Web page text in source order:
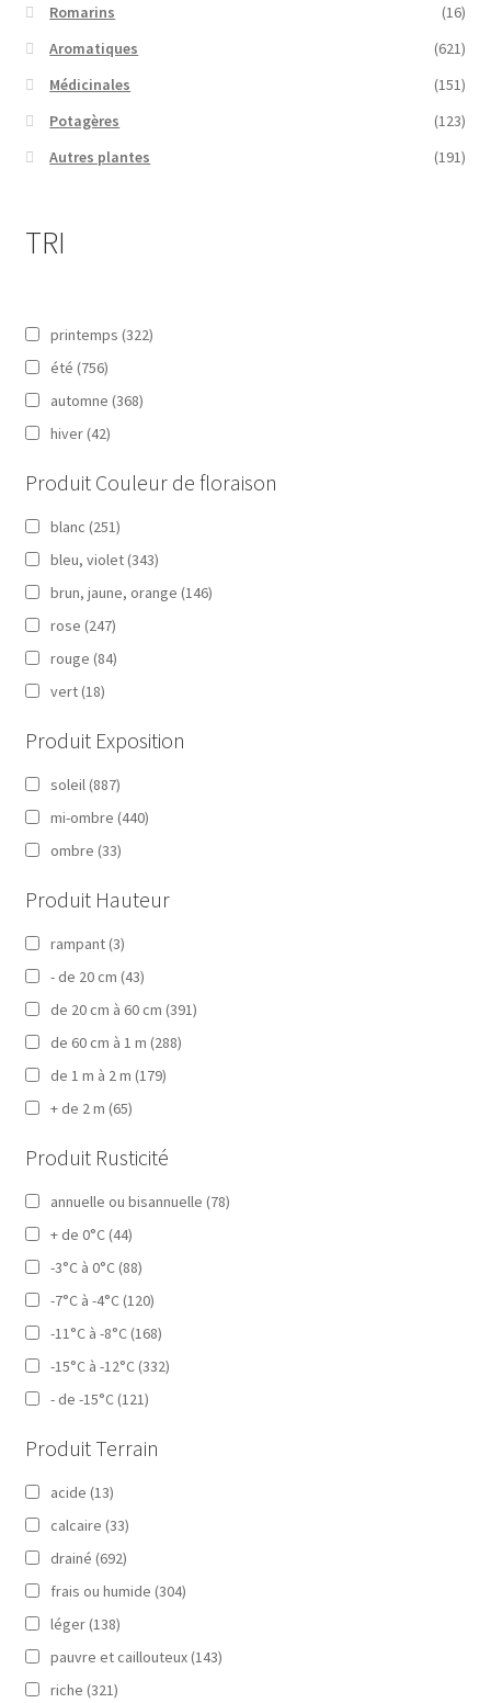
Romarins
(16)
Aromatiques
(621)
Médicinales
(151)
Potagères
(123)
Autres plantes
(191)
TRI
printemps (322)
été (756)
automne (368)
hiver (42)
Produit Couleur de floraison
blanc (251)
bleu, violet (343)
brun, jaune, orange (146)
rose (247)
rouge (84)
vert (18)
Produit Exposition
soleil (887)
mi-ombre (440)
ombre (33)
Produit Hauteur
rampant (3)
- de 20 cm (43)
de 20 cm à 60 cm (391)
de 60 cm à 1 m (288)
de 1 m à 2 m (179)
+ de 2 m (65)
Produit Rusticité
annuelle ou bisannuelle (78)
+ de 0°C (44)
-3°C à 0°C (88)
-7°C à -4°C (120)
-11°C à -8°C (168)
-15°C à -12°C (332)
- de -15°C (121)
Produit Terrain
acide (13)
calcaire (33)
drainé (692)
frais ou humide (304)
léger (138)
pauvre et caillouteux (143)
riche (321)